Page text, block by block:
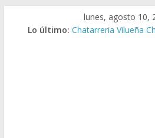
lunes, agosto 10,
Lo último: Chatarreria Vilueña